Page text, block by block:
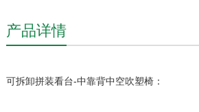
产品详情
可拆卸拼装看台-中靠背中空吹塑椅：